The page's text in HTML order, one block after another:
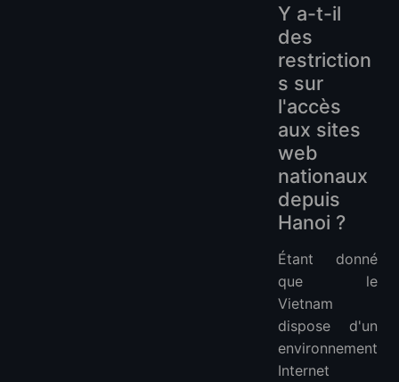
Y a-t-il
des
restriction
s sur
l'accès
aux sites
web
nationaux
depuis
Hanoi ?
Étant donné
que le
Vietnam
dispose d'un
environnement
Internet